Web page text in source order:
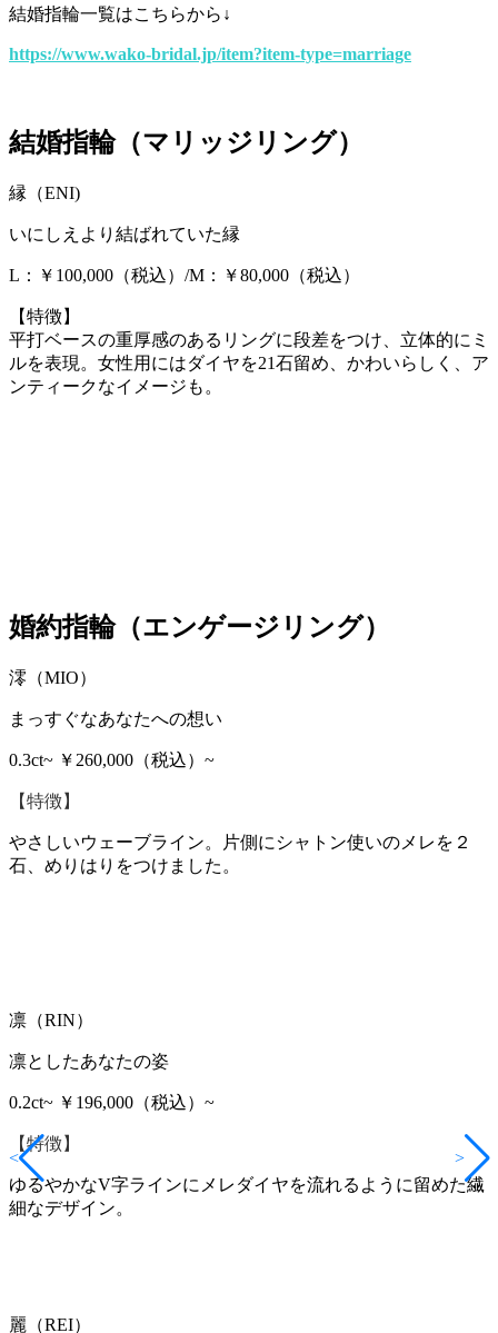
< >
結婚指輪一覧はこちらから↓
https://www.wako-bridal.jp/item?item-type=marriage
結婚指輪（マリッジリング）
縁（ENI)
いにしえより結ばれていた縁
L：￥100,000（税込）/M：￥80,000（税込）
【特徴】
平打ベースの重厚感のあるリングに段差をつけ、立体的にミ
ルを表現。女性用にはダイヤを21石留め、かわいらしく、ア
ンティークなイメージも。
婚約指輪（エンゲージリング）
澪（MIO）
まっすぐなあなたへの想い
0.3ct~ ￥260,000（税込）~
【特徴】
やさしいウェーブライン。片側にシャトン使いのメレを２
石、めりはりをつけました。
凛（RIN）
凛としたあなたの姿
0.2ct~ ￥196,000（税込）~
【特徴】
ゆるやかなV字ラインにメレダイヤを流れるように留めた繊
細なデザイン。
麗（REI）